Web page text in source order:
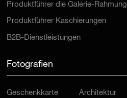
Produktführer die Galerie-Rahmung
Produktführer Kaschierungen
B2B-Dienstleistungen
Fotografien
Geschenkkarte Architektur